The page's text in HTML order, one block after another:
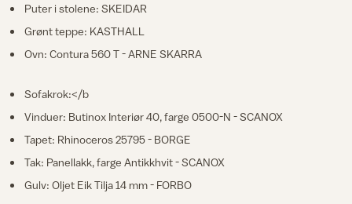
Puter i stolene: SKEIDAR
Grønt teppe: KASTHALL
Ovn: Contura 560 T - ARNE SKARRA
Sofakrok:</b
Vinduer: Butinox Interiør 40, farge 0500-N - SCANOX
Tapet: Rhinoceros 25795 - BORGE
Tak: Panellakk, farge Antikkhvit - SCANOX
Gulv: Oljet Eik Tilja 14 mm - FORBO